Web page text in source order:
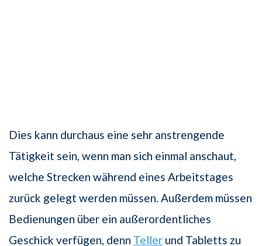
Dies kann durchaus eine sehr anstrengende
Tätigkeit sein, wenn man sich einmal anschaut,
welche Strecken während eines Arbeitstages
zurück gelegt werden müssen. Außerdem müssen
Bedienungen über ein außeror­dentliches
Geschick verfügen, denn Teller und Tabletts zu